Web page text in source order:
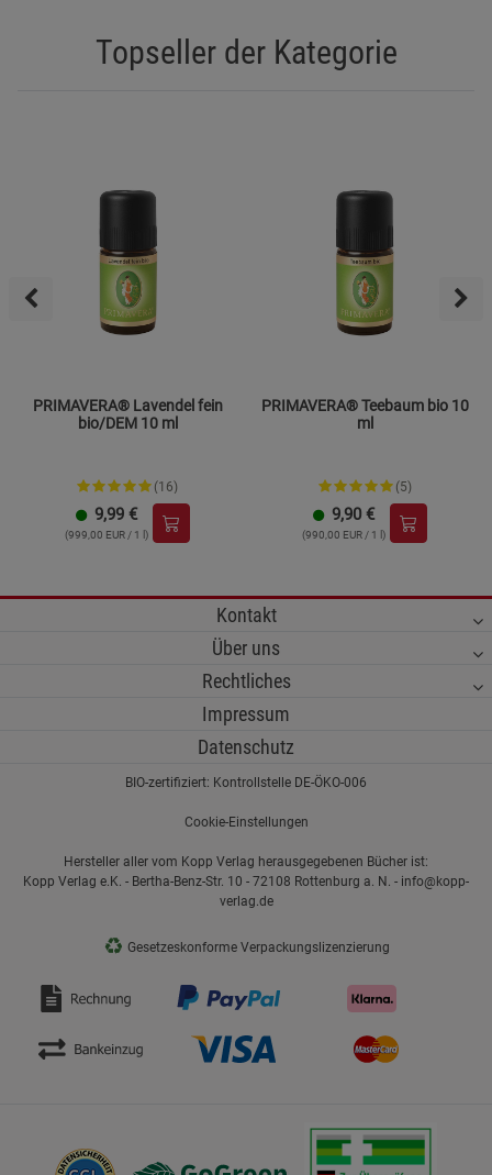
Topseller der Kategorie
PRIMAVERA® Lavendel fein
bio/DEM 10 ml
(16)
9,99 €
(999,00 EUR / 1 l)
PRIMAVERA® Teebaum bio 10
ml
(5)
9,90 €
(990,00 EUR / 1 l)
Kontakt
Über uns
Rechtliches
Impressum
Datenschutz
BIO-zertifiziert: Kontrollstelle DE-ÖKO-006
Cookie-Einstellungen
Hersteller aller vom Kopp Verlag herausgegebenen Bücher ist:
Kopp Verlag e.K. - Bertha-Benz-Str. 10 - 72108 Rottenburg a. N. - info@kopp-
verlag.de
♻ Gesetzeskonforme Verpackungslizenzierung